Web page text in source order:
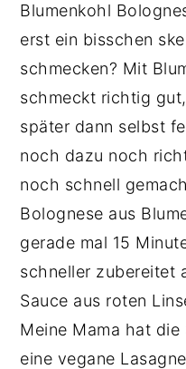
Blumenkohl
erst ein bisschen
schmecken? Mit
schmeckt richtig
später dann selbst
noch dazu noch
noch schnell
Bolognese aus
gerade mal 15
schneller zubereitet
Sauce aus roten
Meine Mama hat
eine vegane